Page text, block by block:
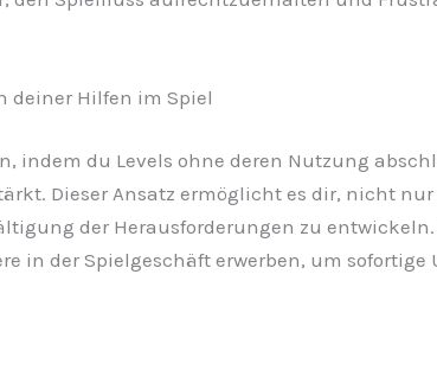
deiner Hilfen im Spiel
indem du Levels ohne deren Nutzung
Dieser Ansatz ermöglicht es dir, nicht
der Herausforderungen zu
in der Spielgeschäft erwerben, um